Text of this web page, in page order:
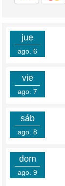
jue
ago. 6
vie
ago. 7
sáb
ago. 8
dom
ago. 9